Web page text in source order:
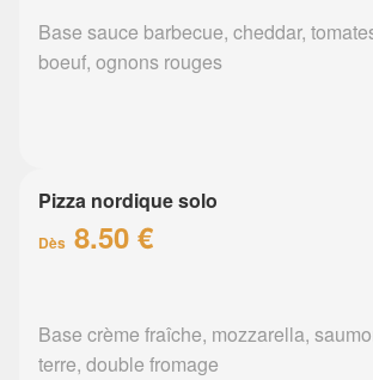
Base sauce barbecue, cheddar,
boeuf, ognons rouges
Pizza nordique solo
Dès 8.50 €
Base crème fraîche, mozzarella,
terre, double fromage